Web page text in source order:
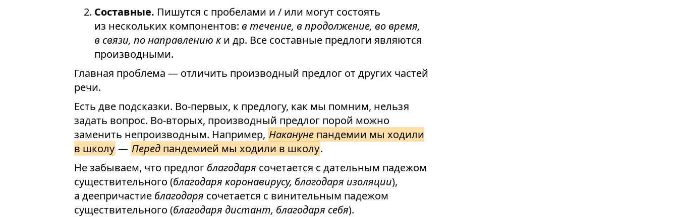
Составные. Пишутся с пробелами и / или могут состоять
из нескольких компонентов: в течение, в продолжение, во время,
в связи, по направлению ки др. Все составные предлоги являются
производными.
Главная проблема — отличить производный предлог от других частей
речи.
Есть две подсказки. Во-первых, к предлогу, как мы помним, нельзя
задать вопрос. Во-вторых, производный предлог порой можно
заменить непроизводным. Например, Накануне пандемии мы ходили
в школу — Перед пандемией мы ходили в школу.
Не забываем, что предлог благодаря сочетается с дательным падежом
существительного (благодаря коронавирусу, благодаря изоляции),
а деепричастие благодаря сочетается с винительным падежом
существительного (благодаря дистант, благодаря себя).